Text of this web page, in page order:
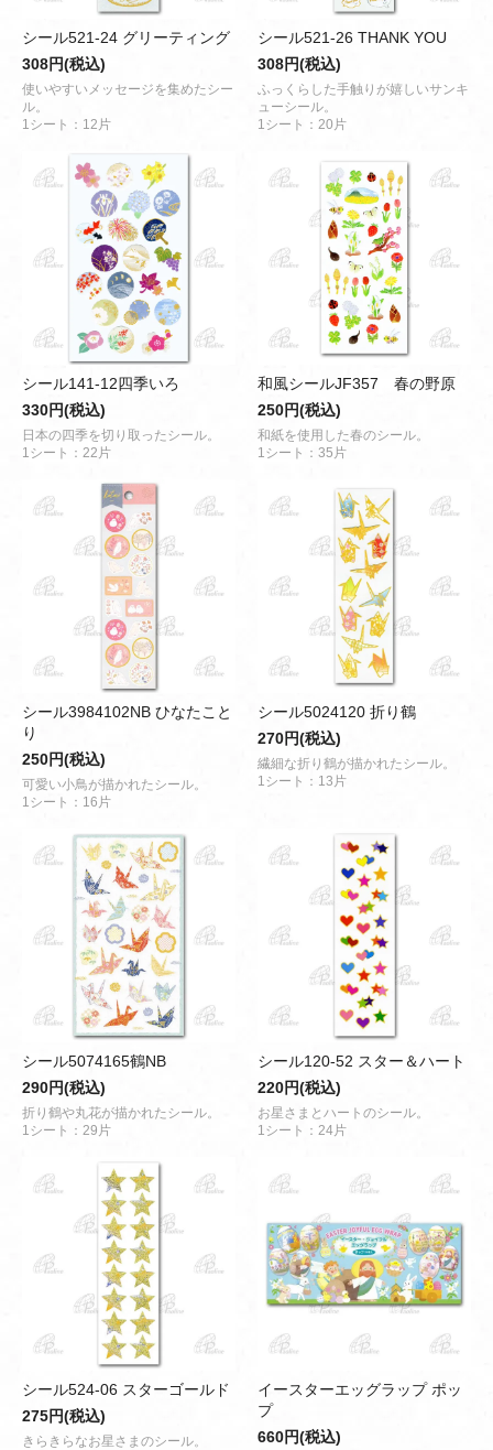
シール521-24 グリーティング
308円(税込)
使いやすいメッセージを集めたシー
ル。
1シート：12片
シール521-26 THANK YOU
308円(税込)
ふっくらした手触りが嬉しいサンキ
ューシール。
1シート：20片
シール141-12四季いろ
330円(税込)
日本の四季を切り取ったシール。
1シート：22片
和風シールJF357 春の野原
250円(税込)
和紙を使用した春のシール。
1シート：35片
シール3984102NB ひなたこと
り
250円(税込)
可愛い小鳥が描かれたシール。
1シート：16片
シール5024120 折り鶴
270円(税込)
繊細な折り鶴が描かれたシール。
1シート：13片
シール5074165鶴NB
290円(税込)
折り鶴や丸花が描かれたシール。
1シート：29片
シール120-52 スター＆ハート
220円(税込)
お星さまとハートのシール。
1シート：24片
シール524-06 スターゴールド
275円(税込)
きらきらなお星さまのシール。
イースターエッグラップ ポッ
プ
660円(税込)